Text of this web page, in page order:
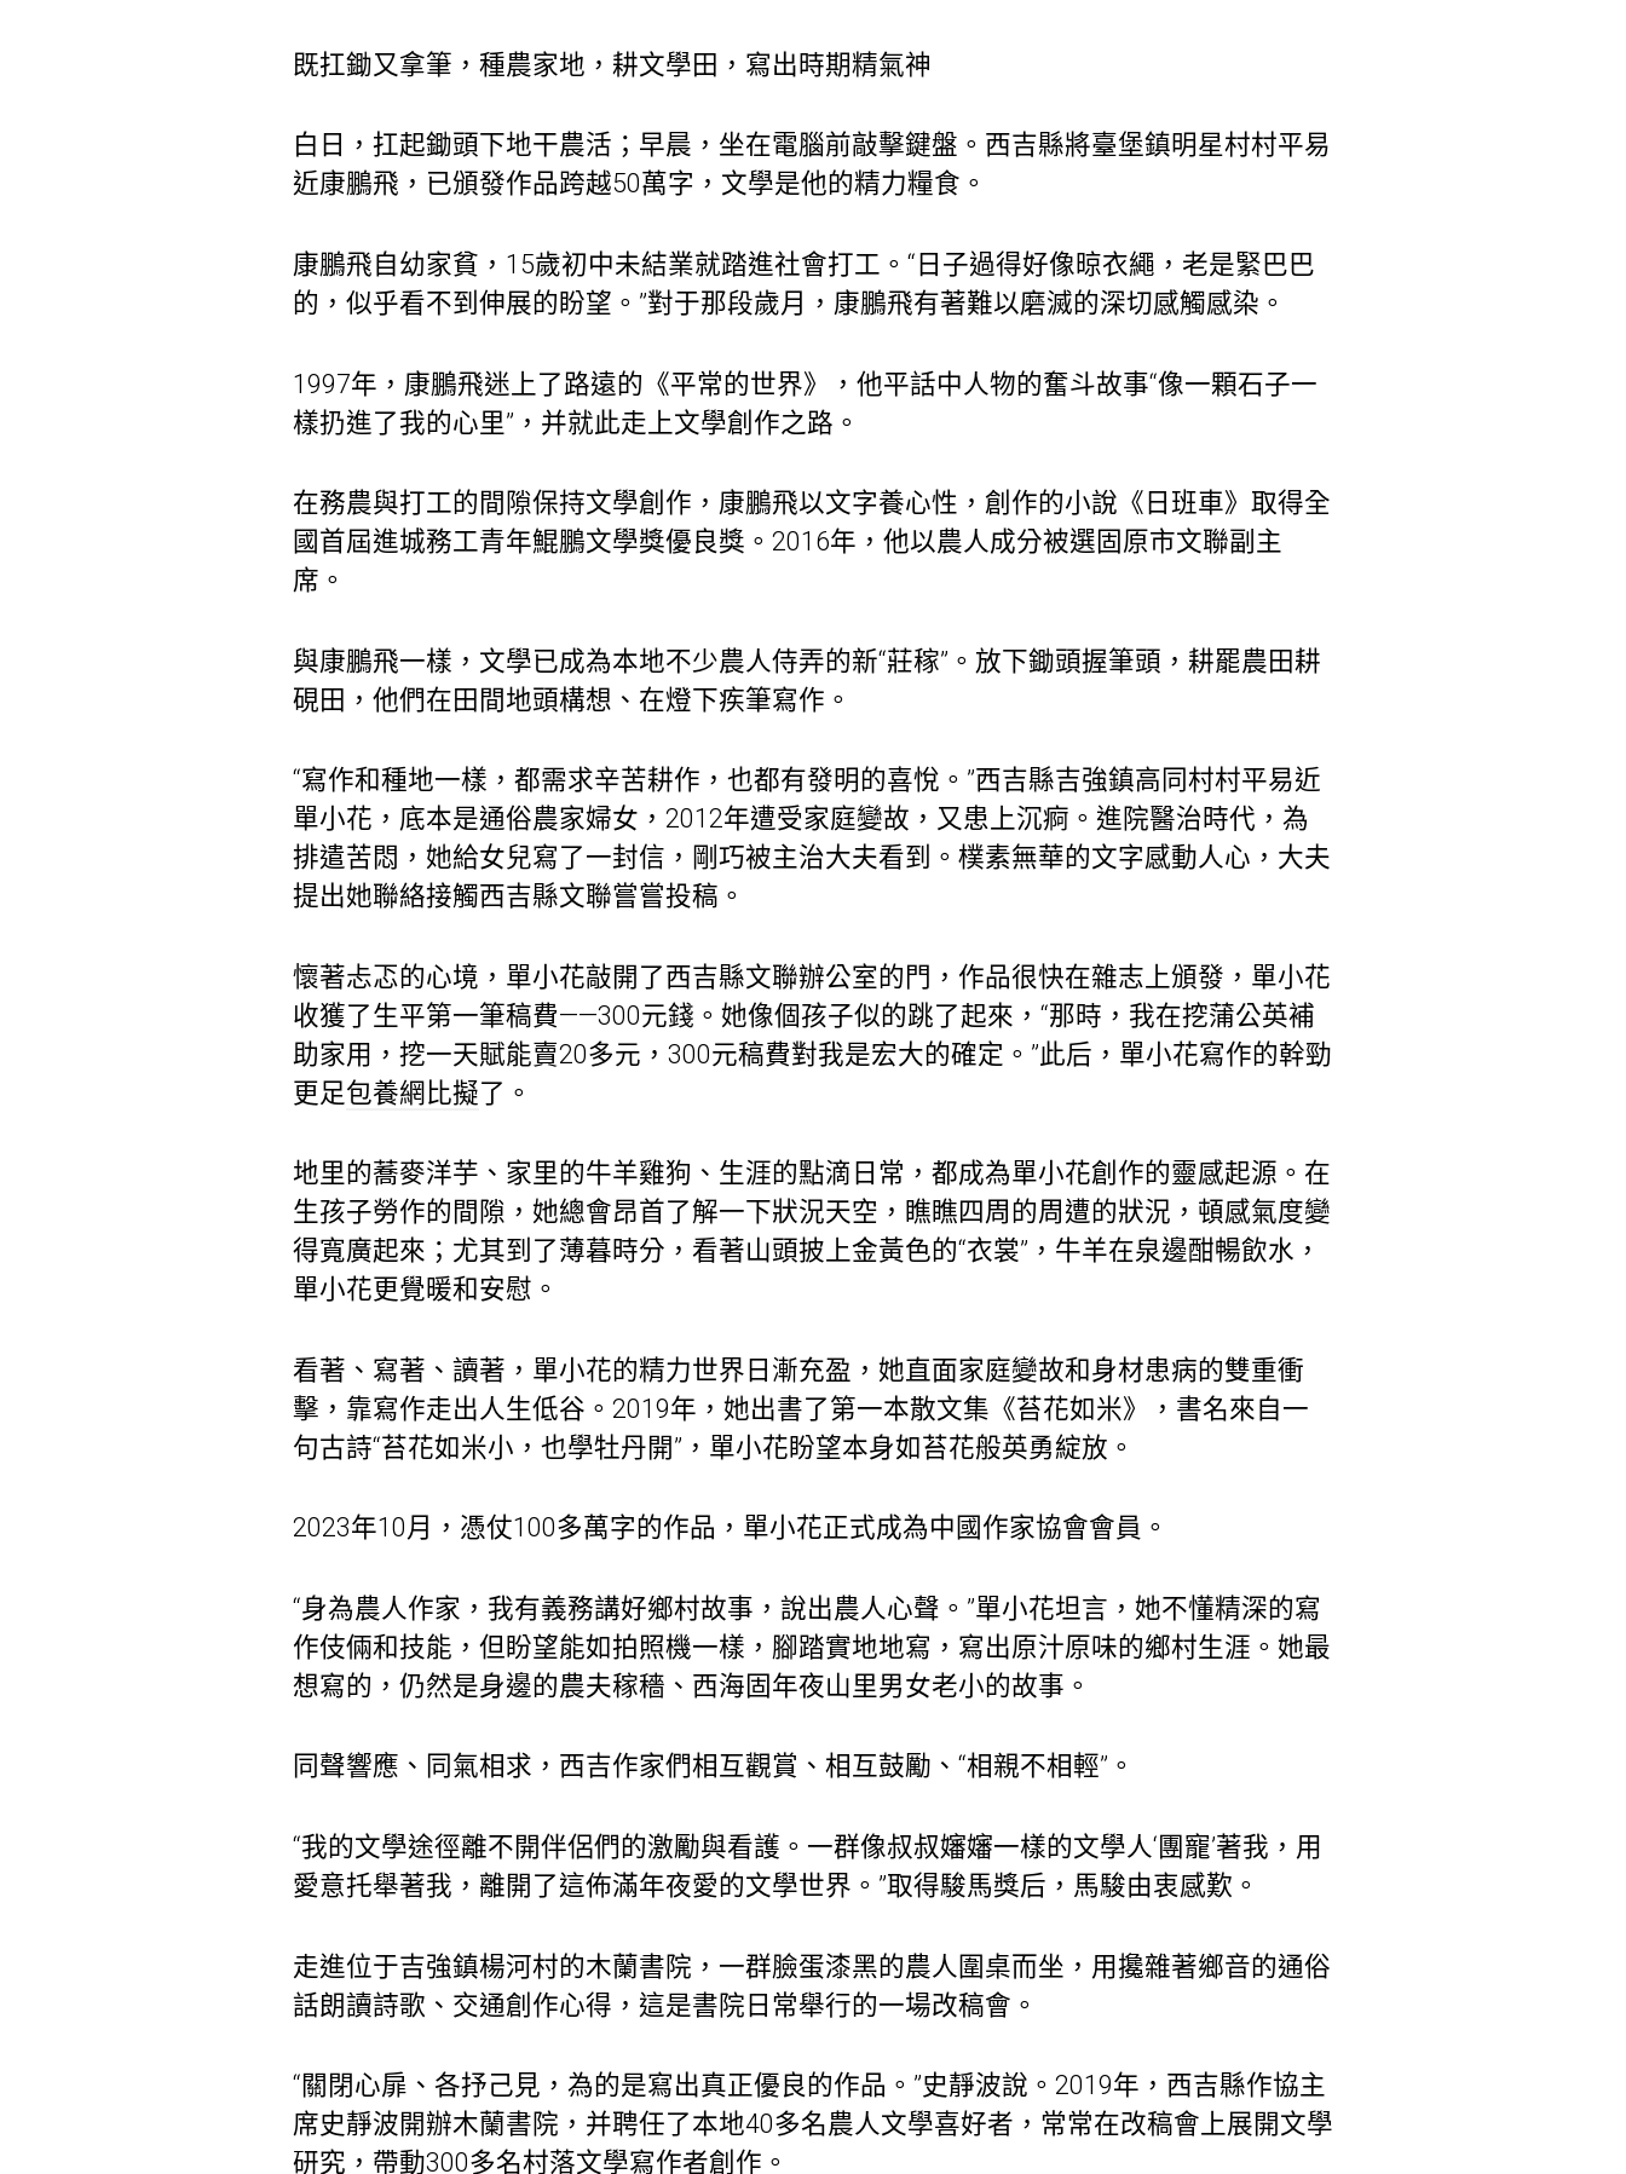
既扛鋤又拿筆，種農家地，耕文學田，寫出時期精氣神
白日，扛起鋤頭下地干農活；早晨，坐在電腦前敲擊鍵盤。西吉縣將臺堡鎮明星村村平易
近康鵬飛，已頒發作品跨越50萬字，文學是他的精力糧食。
康鵬飛自幼家貧，15歲初中未結業就踏進社會打工。“日子過得好像晾衣繩，老是緊巴巴
的，似乎看不到伸展的盼望。”對于那段歲月，康鵬飛有著難以磨滅的深切感觸感染。
1997年，康鵬飛迷上了路遠的《平常的世界》，他平話中人物的奮斗故事“像一顆石子一
樣扔進了我的心里”，并就此走上文學創作之路。
在務農與打工的間隙保持文學創作，康鵬飛以文字養心性，創作的小說《日班車》取得全
國首屆進城務工青年鯤鵬文學獎優良獎。2016年，他以農人成分被選固原市文聯副主
席。
與康鵬飛一樣，文學已成為本地不少農人侍弄的新“莊稼”。放下鋤頭握筆頭，耕罷農田耕
硯田，他們在田間地頭構想、在燈下疾筆寫作。
“寫作和種地一樣，都需求辛苦耕作，也都有發明的喜悅。”西吉縣吉強鎮高同村村平易近
單小花，底本是通俗農家婦女，2012年遭受家庭變故，又患上沉痾。進院醫治時代，為
排遣苦悶，她給女兒寫了一封信，剛巧被主治大夫看到。樸素無華的文字感動人心，大夫
提出她聯絡接觸西吉縣文聯嘗嘗投稿。
懷著忐忑的心境，單小花敲開了西吉縣文聯辦公室的門，作品很快在雜志上頒發，單小花
收獲了生平第一筆稿費——300元錢。她像個孩子似的跳了起來，“那時，我在挖蒲公英補
助家用，挖一天賦能賣20多元，300元稿費對我是宏大的確定。”此后，單小花寫作的幹勁
更足包養網比擬了。
地里的蕎麥洋芋、家里的牛羊雞狗、生涯的點滴日常，都成為單小花創作的靈感起源。在
生孩子勞作的間隙，她總會昂首了解一下狀況天空，瞧瞧四周的周遭的狀況，頓感氣度變
得寬廣起來；尤其到了薄暮時分，看著山頭披上金黃色的“衣裳”，牛羊在泉邊酣暢飲水，
單小花更覺暖和安慰。
看著、寫著、讀著，單小花的精力世界日漸充盈，她直面家庭變故和身材患病的雙重衝
擊，靠寫作走出人生低谷。2019年，她出書了第一本散文集《苔花如米》，書名來自一
句古詩“苔花如米小，也學牡丹開”，單小花盼望本身如苔花般英勇綻放。
2023年10月，憑仗100多萬字的作品，單小花正式成為中國作家協會會員。
“身為農人作家，我有義務講好鄉村故事，說出農人心聲。”單小花坦言，她不懂精深的寫
作伎倆和技能，但盼望能如拍照機一樣，腳踏實地地寫，寫出原汁原味的鄉村生涯。她最
想寫的，仍然是身邊的農夫稼穡、西海固年夜山里男女老小的故事。
同聲響應、同氣相求，西吉作家們相互觀賞、相互鼓勵、“相親不相輕”。
“我的文學途徑離不開伴侶們的激勵與看護。一群像叔叔嬸嬸一樣的文學人‘團寵’著我，用
愛意托舉著我，離開了這佈滿年夜愛的文學世界。”取得駿馬獎后，馬駿由衷感歎。
走進位于吉強鎮楊河村的木蘭書院，一群臉蛋漆黑的農人圍桌而坐，用攙雜著鄉音的通俗
話朗讀詩歌、交通創作心得，這是書院日常舉行的一場改稿會。
“關閉心扉、各抒己見，為的是寫出真正優良的作品。”史靜波說。2019年，西吉縣作協主
席史靜波開辦木蘭書院，并聘任了本地40多名農人文學喜好者，常常在改稿會上展開文學
研究，帶動300多名村落文學寫作者創作。